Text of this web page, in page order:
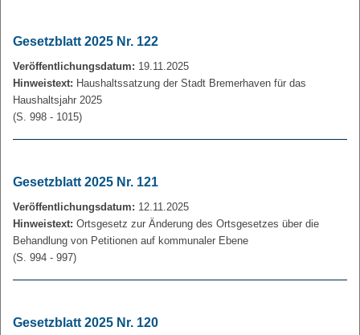
Gesetzblatt 2025 Nr. 122
Veröffentlichungsdatum: 19.11.2025
Hinweistext: Haushaltssatzung der Stadt Bremerhaven für das
Haushaltsjahr 2025
(S. 998 - 1015)
Gesetzblatt 2025 Nr. 121
Veröffentlichungsdatum: 12.11.2025
Hinweistext: Ortsgesetz zur Änderung des Ortsgesetzes über die
Behandlung von Petitionen auf kommunaler Ebene
(S. 994 - 997)
Gesetzblatt 2025 Nr. 120